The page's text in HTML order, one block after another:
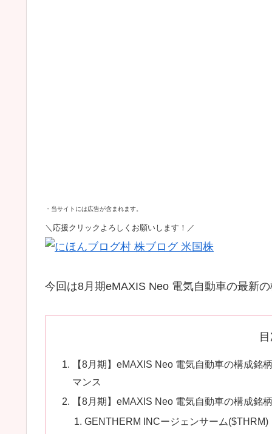
・当サイトには広告が含まれます。
＼応援クリックよろしくお願いします！／
今回は8月期eMAXIS Neo 電気自動車の最新
【8月期】eMAXIS Neo 電気自動車の構成
マンス
【8月期】eMAXIS Neo 電気自動車の構成
GENTHERM INCージェンサーム($THRM)